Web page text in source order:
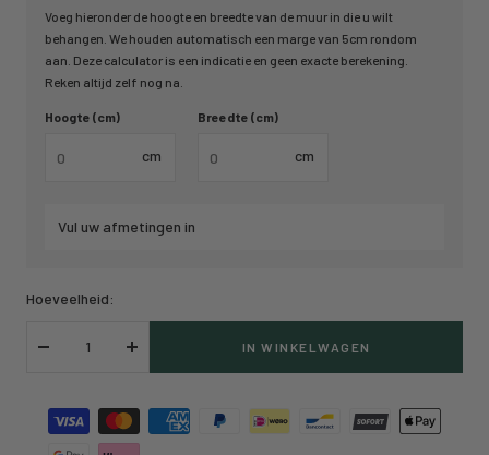
Voeg hieronder de hoogte en breedte van de muur in die u wilt
behangen. We houden automatisch een marge van 5cm rondom
aan. Deze calculator is een indicatie en geen exacte berekening.
Reken altijd zelf nog na.
Hoogte (cm)
cm
Breedte (cm)
cm
Vul uw afmetingen in
Hoeveelheid:
Verlaag
Verhoog
IN WINKELWAGEN